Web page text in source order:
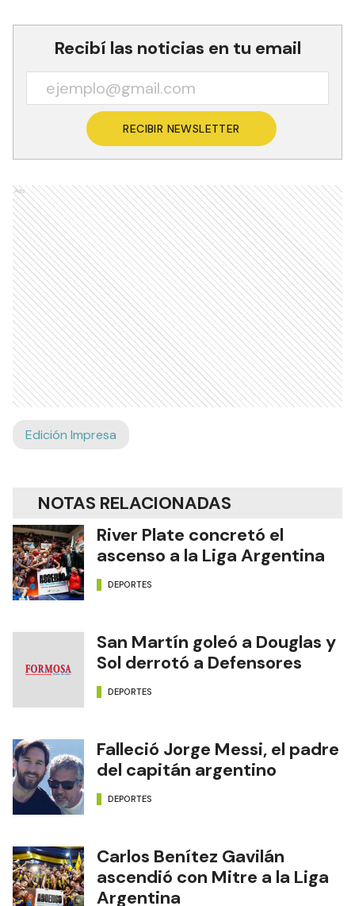
Recibí las noticias en tu email
RECIBIR NEWSLETTER
Ads
Edición Impresa
NOTAS RELACIONADAS
River Plate concretó el
ascenso a la Liga Argentina
DEPORTES
San Martín goleó a Douglas y
Sol derrotó a Defensores
DEPORTES
Falleció Jorge Messi, el padre
del capitán argentino
DEPORTES
Carlos Benítez Gavilán
ascendió con Mitre a la Liga
Argentina